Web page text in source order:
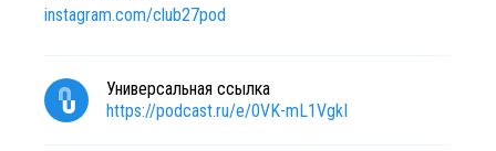
instagram.com/club27pod
Универсальная ссылка
https://podcast.ru/e/0VK-mL1VgkI